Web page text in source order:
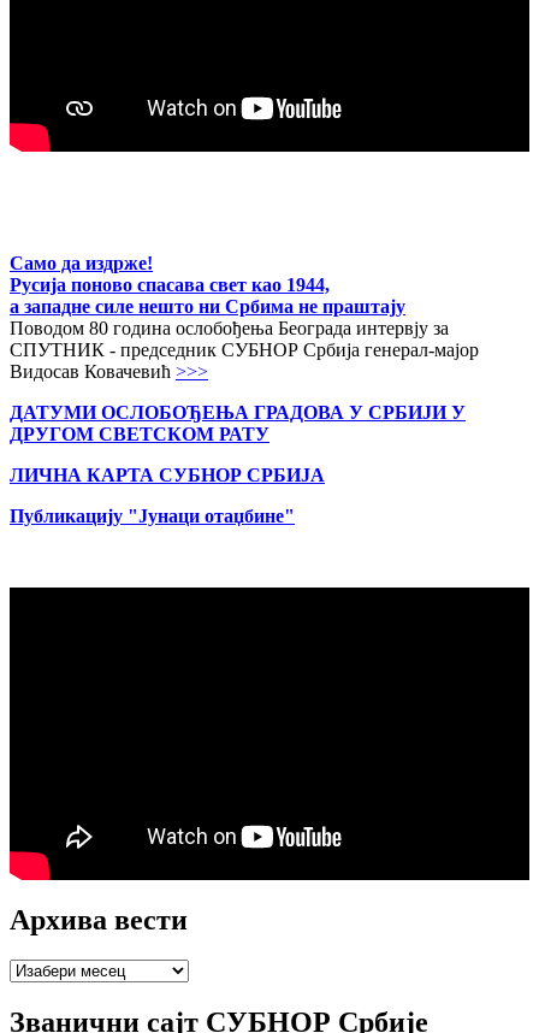
Само да издрже!
Русија поново спасава свет као 1944,
а западне силе нешто ни Србима не праштају
Поводом 80 година ослобођења Београда интервју за
СПУТНИК - председник СУБНОР Србија генерал-мајор
Видосав Ковачевић >>>
ДАТУМИ ОСЛОБОЂЕЊА ГРАДОВА У СРБИЈИ У
ДРУГОМ СВЕТСКОМ РАТУ
ЛИЧНА КАРТА СУБНОР СРБИЈА
Публикацију "Јунаци отаџбине"
Архива вести
Архива
Званични сајт СУБНОР Србије